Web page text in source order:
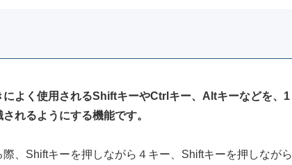
よく使用されるShiftキーやCtrlキー、Altキーなどを、1
れるようにする機能です。
、Shiftキーを押しながら４キー、Shiftキーを押しながら